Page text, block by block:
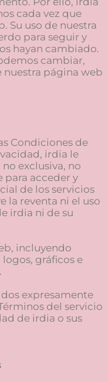
cada vez que
Su uso de nuestra
para seguir y
hayan cambiado.
cambiar,
página web
Condiciones de
irdia le
exclusiva, no
para acceder y
de los servicios
la reventa ni el uso
irdia ni de su
incluyendo
gráficos e
expresamente
del servicio
de irdia o sus